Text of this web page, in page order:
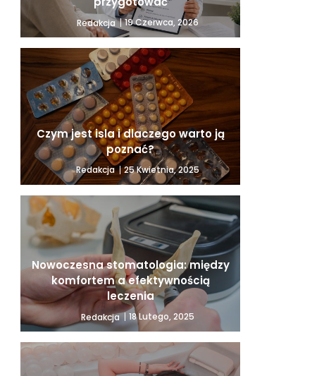
Redakcja 19 Czerwca, 2026
Czym jest isla i dlaczego warto ją
poznać?
Redakcja 25 Kwietnia, 2025
Nowoczesna stomatologia: między
komfortem a efektywnością
leczenia
Redakcja 18 Lutego, 2025